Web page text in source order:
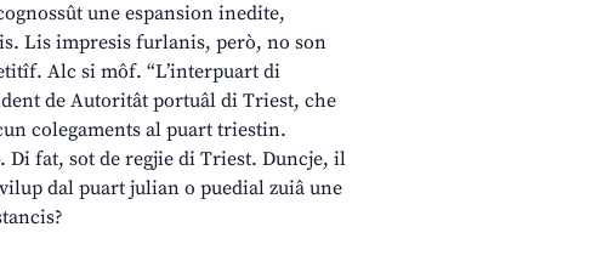
une espansion inedite,
Lis impresis furlanis, però, no son
Alc si môf. “L’interpuart di
de Autoritât portuâl di Triest, che
colegaments al puart triestin.
fat, sot de regjie di Triest. Duncje, il
dal puart julian o puedial zuiâ une